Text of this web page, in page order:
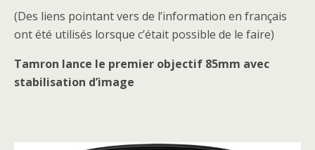
(Des liens pointant vers de l’information en français
ont été utilisés lorsque c’était possible de le faire)
Tamron lance le premier objectif 85mm avec
stabilisation d’image